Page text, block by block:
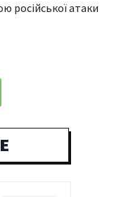
російської атаки